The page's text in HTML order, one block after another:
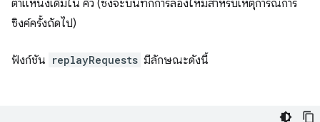
ตำแหน่งเดิมใน คิว (ซึ่งจะบันทึกการลองใหม่สำหรับเหตุการณ์การ
ซิงค์ครั้งถัดไป)
ฟังก์ชัน replayRequests มีลักษณะดังนี้